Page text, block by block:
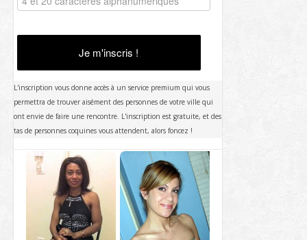
Je m'inscris !
L'inscription vous donne accès à un service premium qui vous
permettra de trouver aisément des personnes de votre ville qui
ont envie de faire une rencontre. L'inscription est gratuite, et des
tas de personnes coquines vous attendent, alors foncez !